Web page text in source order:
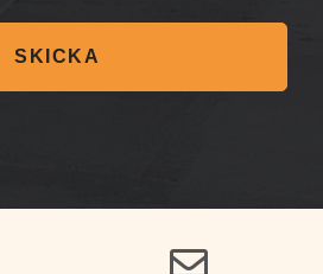
SKICKA